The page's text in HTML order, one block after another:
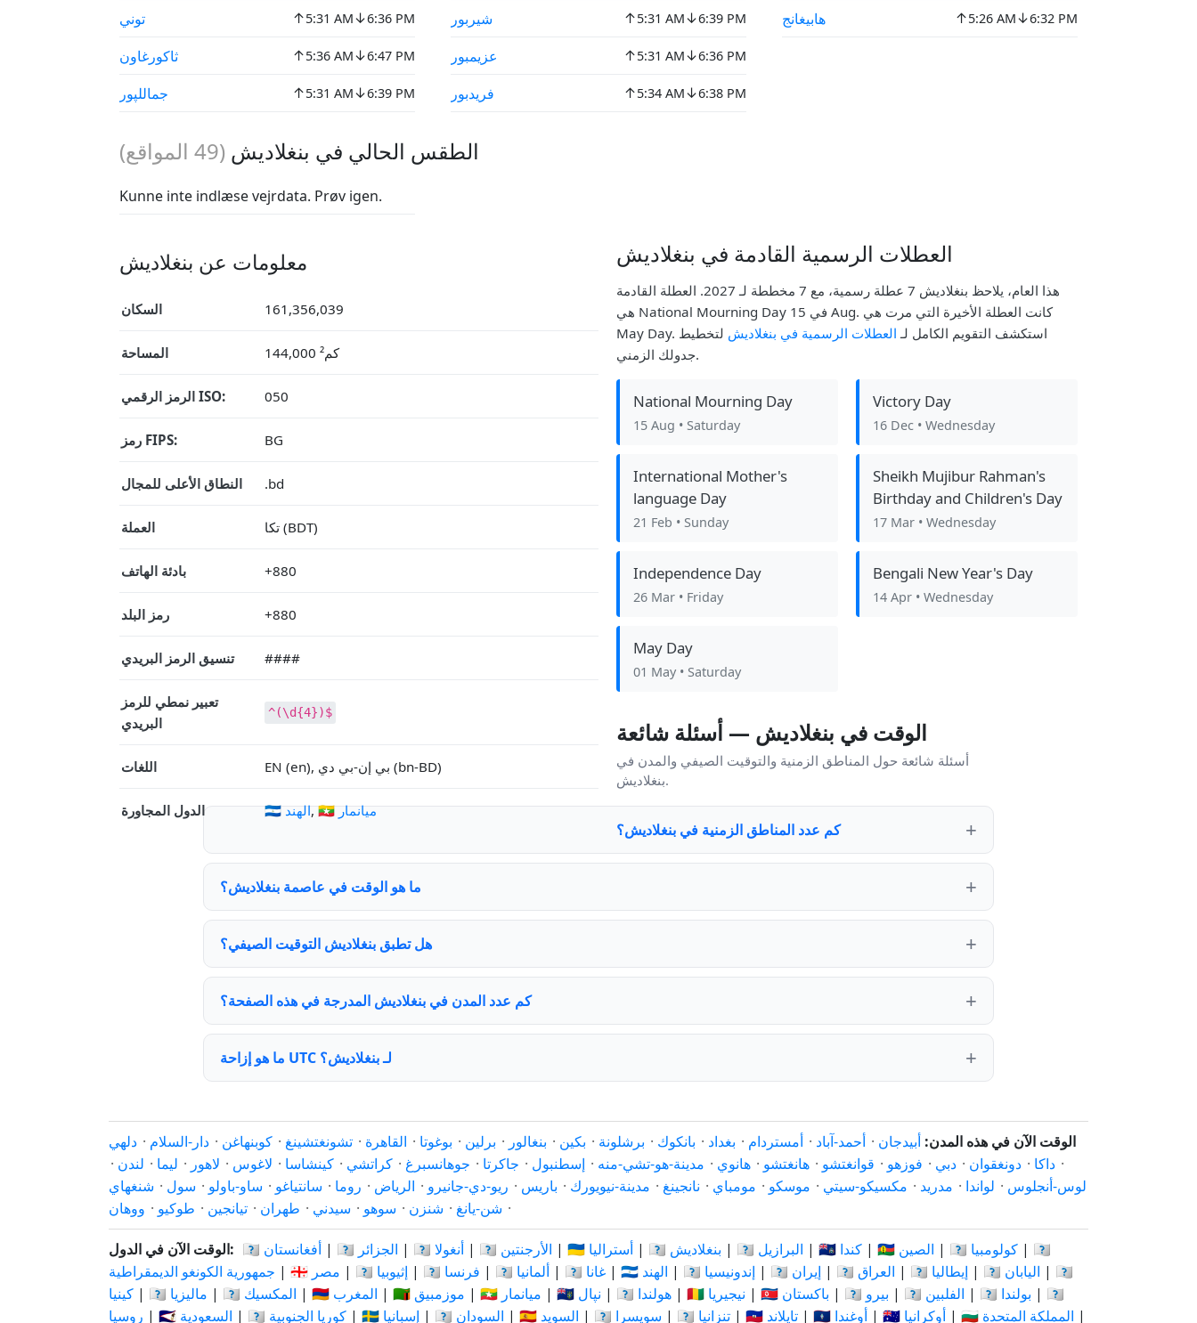
توني ↑5:31 AM↓6:36 PM
ثاكورغاون ↑5:36 AM↓6:47 PM
جماللپور ↑5:31 AM↓6:39 PM
شيربور ↑5:31 AM↓6:39 PM
عزيمبور ↑5:31 AM↓6:36 PM
فريدبور ↑5:34 AM↓6:38 PM
هابيغانج ↑5:26 AM↓6:32 PM
الطقس الحالي في بنغلاديش (
49 المواقع)
Kunne inte indlæse vejrdata. Prøv igen.
معلومات عن بنغلاديش
السكان 161,356,039
المساحة 144,000 كم²
الرمز الرقمي ISO: 050
رمز FIPS: BG
النطاق الأعلى للمجال .bd
العملة تكا (BDT)
بادئة الهاتف +880
رمز البلد +880
تنسيق الرمز البريدي ####
تعبير نمطي للرمز
البريدي
^(\d{4})$
اللغات EN (en), بي إن-بي دي (bn-BD)
الدول المجاورة 🇮🇳 الهند, 🇲🇲 ميانمار
العطلات الرسمية القادمة في بنغلاديش
هذا العام، يلاحظ بنغلاديش 7 عطلة رسمية، مع 7 مخططة لـ 2027. العطلة القادمة
هي National Mourning Day في 15 Aug. كانت العطلة الأخيرة التي مرت هي
May Day. استكشف التقويم الكامل لـ العطلات الرسمية في بنغلاديش لتخطيط
جدولك الزمني.
National Mourning Day
15 Aug • Saturday
Victory Day
16 Dec • Wednesday
International Mother's
language Day
21 Feb • Sunday
Sheikh Mujibur Rahman's
Birthday and Children's Day
17 Mar • Wednesday
Independence Day
26 Mar • Friday
Bengali New Year's Day
14 Apr • Wednesday
May Day
01 May • Saturday
الوقت في بنغلاديش — أسئلة شائعة
أسئلة شائعة حول المناطق الزمنية والتوقيت الصيفي والمدن في
بنغلاديش.
كم عدد المناطق الزمنية في بنغلاديش؟
ما هو الوقت في عاصمة بنغلاديش؟
هل تطبق بنغلاديش التوقيت الصيفي؟
كم عدد المدن في بنغلاديش المدرجة في هذه الصفحة؟
ما هو إزاحة UTC لـ بنغلاديش؟
الوقت الآن في هذه المدن: أبيدجان · أحمد-آباد · أمستردام · بغداد · بانكوك · برشلونة · بكين · بنغالور · برلين · بوغوتا · القاهرة · تشونغتشينغ · كوبنهاغن · دار-السلام · دلهي
· داكا · دونغقوان · دبي · فوزهو · قوانغتشو · هانغتشو · هانوي · مدينة-هو-تشي-منه · إسطنبول · جاكرتا · جوهانسبرغ · كراتشي · كينشاسا · لاغوس · لاهور · ليما · لندن ·
لوس-أنجلوس · لواندا · مدريد · مكسيكو-سيتي · موسكو · مومباي · نانجينغ · مدينة-نيويورك · باريس · ريو-دي-جانيرو · الرياض · روما · سانتياغو · ساو-باولو · سول · شنغهاي
· شن-يانغ · شنزن · سوهو · سيدني · طهران · تيانجين · طوكيو · ووهان
الوقت الآن في الدول: 🇦🇫 أفغانستان | 🇩🇿 الجزائر | 🇦🇴 أنغولا | 🇦🇷 الأرجنتين | 🇦🇺 أستراليا | 🇧🇩 بنغلاديش | 🇧🇷 البرازيل | 🇨🇦 كندا | 🇨🇳 الصين | 🇨🇴 كولومبيا | 🇨🇩
جمهورية الكونغو الديمقراطية | 🇪🇬 مصر | 🇪🇹 إثيوبيا | 🇫🇷 فرنسا | 🇩🇪 ألمانيا | 🇬🇭 غانا | 🇮🇳 الهند | 🇮🇩 إندونيسيا | 🇮🇷 إيران | 🇮🇶 العراق | 🇮🇹 إيطاليا | 🇯🇵 اليابان | 🇰🇪
كينيا | 🇲🇾 ماليزيا | 🇲🇽 المكسيك | 🇲🇦 المغرب | 🇲🇿 موزمبيق | 🇲🇲 ميانمار | 🇳🇵 نپال | 🇳🇱 هولندا | 🇳🇬 نيجيريا | 🇵🇰 باكستان | 🇵🇪 بيرو | 🇵🇭 الفلبين | 🇵🇱 بولندا | 🇷🇺
روسيا | 🇸🇦 السعودية | 🇰🇷 كوريا الجنوبية | 🇪🇸 إسبانيا | 🇸🇩 السودان | 🇸🇪 السويد | 🇨🇭 سويسرا | 🇹🇿 تنزانيا | 🇹🇭 تايلاند | 🇺🇬 أوغندا | 🇺🇦 أوكرانيا | 🇬🇧 المملكة المتحدة |